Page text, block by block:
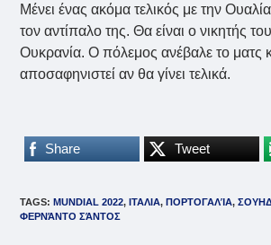
Μένει ένας ακόμα τελικός με την
τον αντίπαλο της. Θα είναι ο νικητής
Ουκρανία. Ο πόλεμος ανέβαλε το ματς
αποσαφηνιστεί αν θα γίνει τελικά.
Share Tweet
TAGS:MUNDIAL 2022, ΙΤΑΛΙΑ, ΠΟΡΤΟΓΑΛΊΑ,
ΦΕΡΝΆΝΤΟ ΣΆΝΤΟΣ